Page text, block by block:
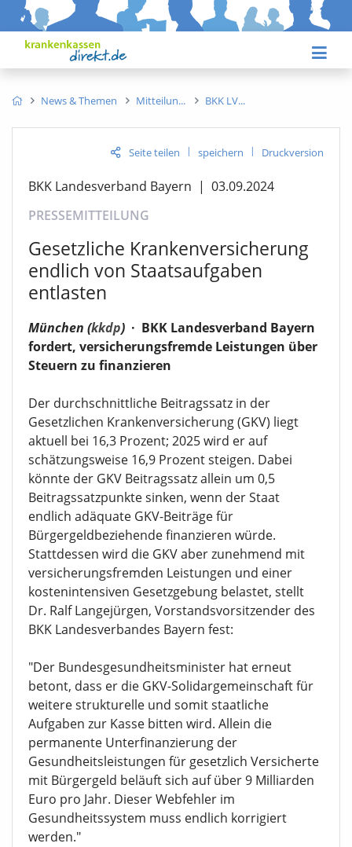
News & Themen Mitteilun BKK LV
Seite teilen | speichern | Druckversion
BKK Landesverband Bayern | 03.09.2024
PRESSEMITTEILUNG
Gesetzliche Krankenversicherung
endlich von Staatsaufgaben
entlasten
München (kkdp) · BKK Landesverband Bayern
fordert, versicherungsfremde Leistungen über
Steuern zu finanzieren
Der durchschnittliche Beitragssatz in der
Gesetzlichen Krankenversicherung (GKV) liegt
aktuell bei 16,3 Prozent; 2025 wird er auf
schätzungsweise 16,9 Prozent steigen. Dabei
könnte der GKV Beitragssatz allein um 0,5
Beitragssatzpunkte sinken, wenn der Staat
endlich adäquate GKV-Beiträge für
Bürgergeldbeziehende finanzieren würde.
Stattdessen wird die GKV aber zunehmend mit
versicherungsfremden Leistungen und einer
kostenintensiven Gesetzgebung belastet, stellt
Dr. Ralf Langejürgen, Vorstandsvorsitzender des
BKK Landesverbandes Bayern fest:
"Der Bundesgesundheitsminister hat erneut
betont, dass er die GKV-Solidargemeinschaft für
weitere strukturelle und somit staatliche
Aufgaben zur Kasse bitten wird. Allein die
permanente Unterfinanzierung der
Gesundheitsleistungen für gesetzlich Versicherte
mit Bürgergeld beläuft sich auf über 9 Milliarden
Euro pro Jahr. Dieser Webfehler im
Gesundheitssystem muss endlich korrigiert
werden."